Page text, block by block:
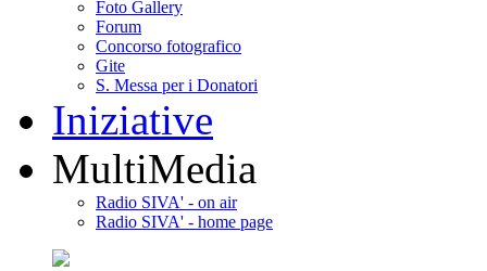
Foto Gallery
Forum
Concorso fotografico
Gite
S. Messa per i Donatori
Iniziative
MultiMedia
Radio SIVA' - on air
Radio SIVA' - home page